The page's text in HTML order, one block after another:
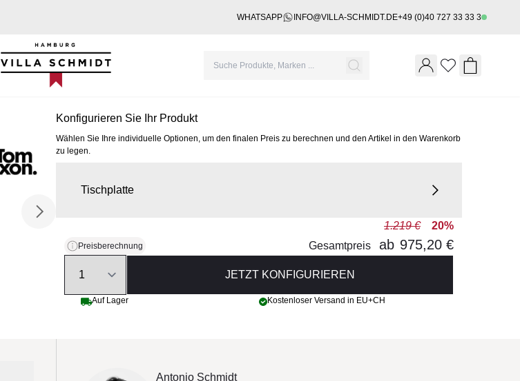
WHATSAPP INFO@VILLA-SCHMIDT.DE+49 (0)40 727 33 33 3
Villa Schmidt
Wishlist
Konfigurieren Sie Ihr Produkt
Wählen Sie Ihre individuelle Optionen, um den finalen Preis zu berechnen und den Artikel in den Warenkorb
zu legen.
Tischplatte
Preisberechnung
1.219 €
20%
Gesamtpreis
ab 975,20 €
JETZT KONFIGURIEREN
Auf Lager Kostenloser Versand in EU+CH
Antonio Schmidt